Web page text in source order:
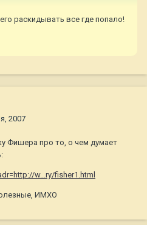
раскидывать все где попало!
2007
Фишера про то, о чем думает
w...ry/fisher1.html
ИМХО